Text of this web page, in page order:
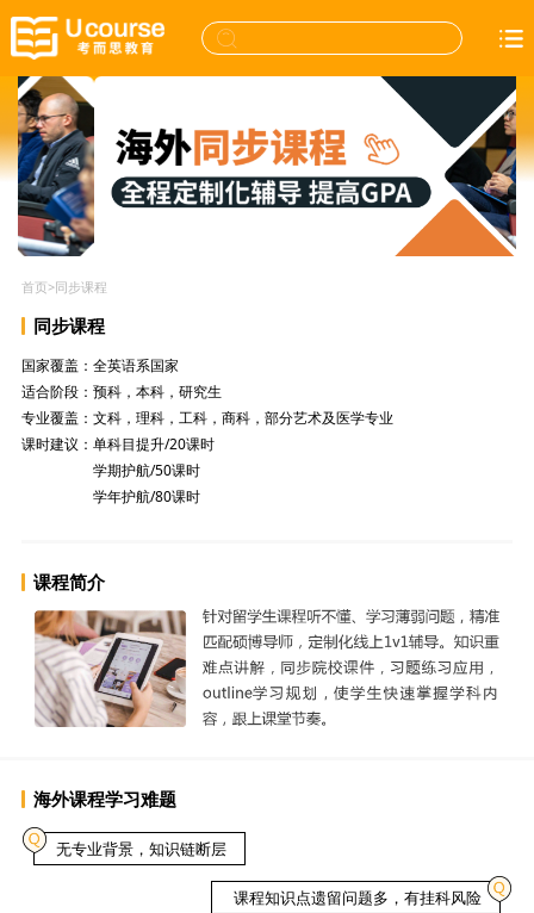
首页>同步课程
同步课程
国家覆盖：全英语系国家
适合阶段：预科，本科，研究生
专业覆盖：文科，理科，工科，商科，部分艺术及医学专业
课时建议：单科目提升/20课时
学期护航/50课时
学年护航/80课时
课程简介
海外课程学习难题
无专业背景，知识链断层
课程知识点遗留问题多，有挂科风险